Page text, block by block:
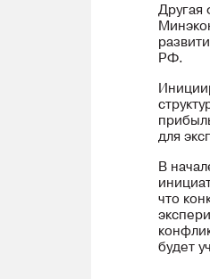
Другая
РФ.
для
В
что
будет